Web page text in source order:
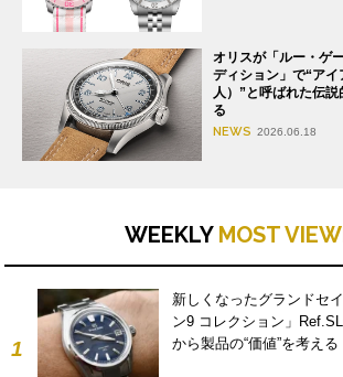
オリスが「ルー・ゲ
ディション」で“ア
人）”と呼ばれた伝
る
NEWS 2026.06.18
WEEKLY MOST
1
新しくなったグランドセ
ン9 コレクション」
から製品の“価値”を考える